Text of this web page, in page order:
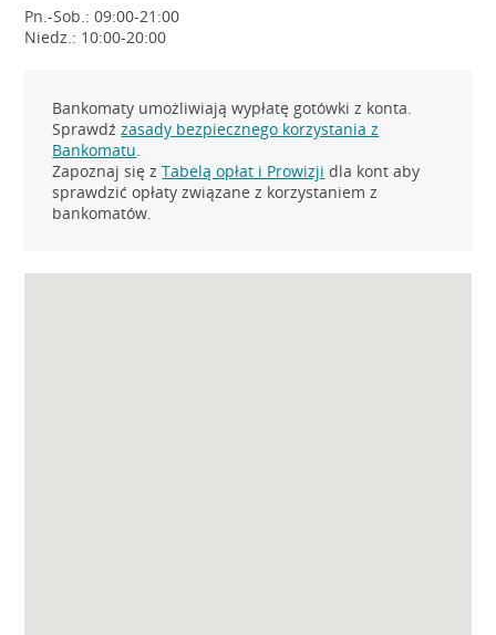
Pn.-Sob.: 09:00-21:00
Niedz.: 10:00-20:00
Bankomaty umożliwiają wypłatę gotówki z konta.
Sprawdźzasady bezpiecznego korzystania z
Bankomatu.
Zapoznaj się zTabelą opłat i Prowizji dla kont aby
sprawdzić opłaty związane z korzystaniem z
bankomatów.